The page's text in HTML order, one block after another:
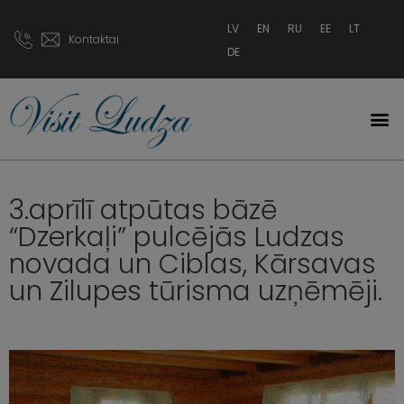
Kontaktai
LV EN RU EE
LT
DE
3.aprīlī atpūtas bāzē
“Dzerkaļi” pulcējās Ludzas
novada un Ciblas, Kārsavas
un Zilupes tūrisma uzņēmēji.